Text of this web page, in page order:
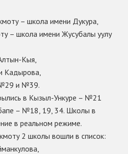
– школа имени Дукура,
– школа имени Жусубалы уулу
Кыя,
Кадырова,
№29 и №39.
в Кызыл-Ункуре – №21
– №18, 19, 34. Школы в
в реальном режиме.
2 школы вошли в список: